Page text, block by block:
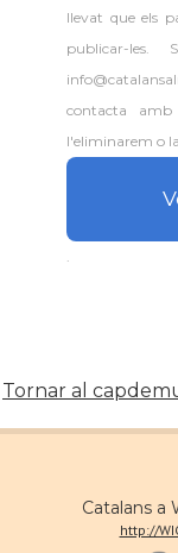
llevat que els
publicar-
contacta amb
l'eliminarem o
Tornar al
Catalans a
http://